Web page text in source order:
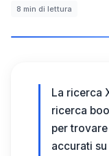
8 min di lettura
La ricerca
ricerca
per
accurati